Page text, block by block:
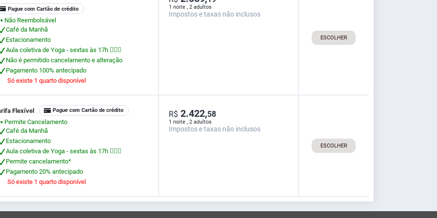
Pague com Cartão de crédito
⬤
Não Reembolsável
Café da Manhã
Estacionamento
Aula coletiva de Yoga - sextas às 17h 🧘🏻‍♀
Não é permitido cancelamento e alteração
Pagamento 100% antecipado
Só existe 1 quarto disponível
1 noite , 2 adultos
Impostos e taxas não inclusos
ESCOLHER
Flexível Pague com Cartão de crédito
⬤
Permite Cancelamento
Café da Manhã
Estacionamento
Aula coletiva de Yoga - sextas às 17h 🧘🏻‍♀
Permite cancelamento*
Pagamento 20% antecipado
Só existe 1 quarto disponível
1 noite , 2 adultos
R$ 2.422,58
Impostos e taxas não inclusos
ESCOLHER